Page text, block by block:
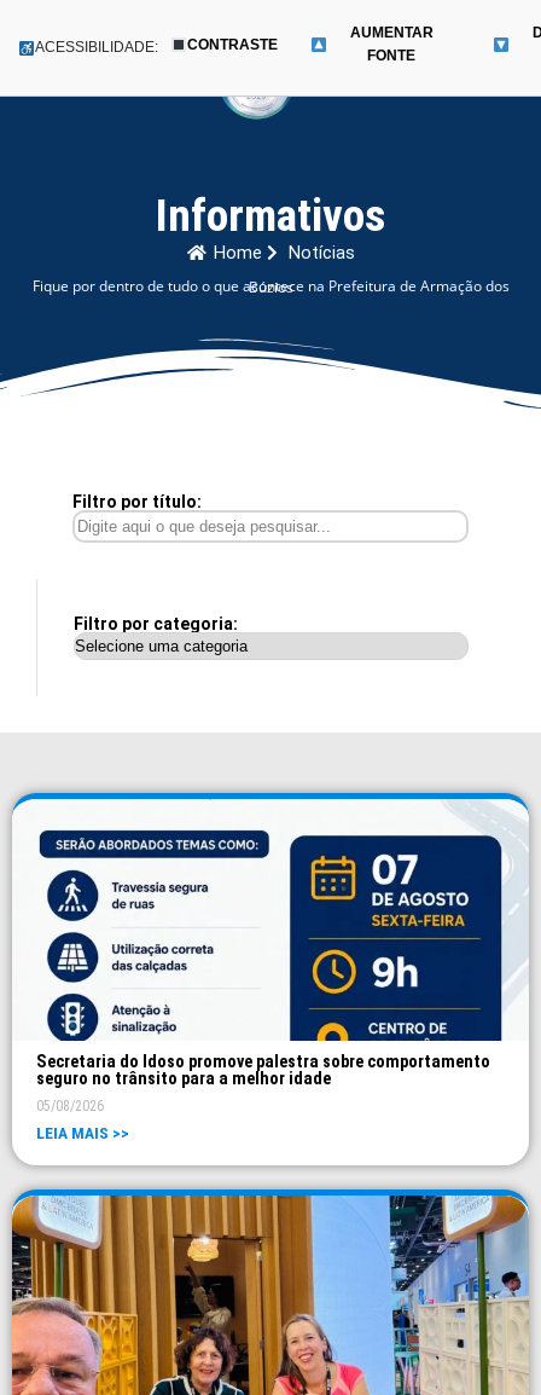
para
Menu
ACESSIBILIDADE: CONTRASTE
AUMENTAR
FONTE
Informativos
Home Notícias
Fique por dentro de tudo o que acontece na Prefeitura de Armação dos Búzios
Filtro por título:
Filtro por categoria:
Secretaria do Idoso promove palestra sobre comportamento
seguro no trânsito para a melhor idade
05/08/2026
LEIA MAIS >>